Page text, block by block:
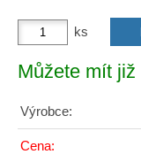
ks
Můžete mít již
Výrobce:
Cena: